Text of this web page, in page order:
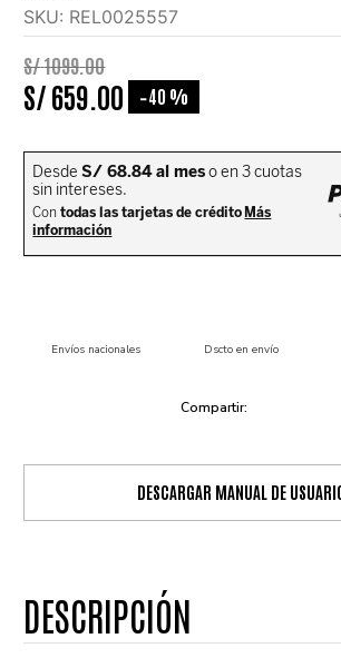
SKU: REL0025557
S/1099.00
S/659 00 -40 %
Envíos nacionales Dscto en envío
DESCARGAR MANUAL DE